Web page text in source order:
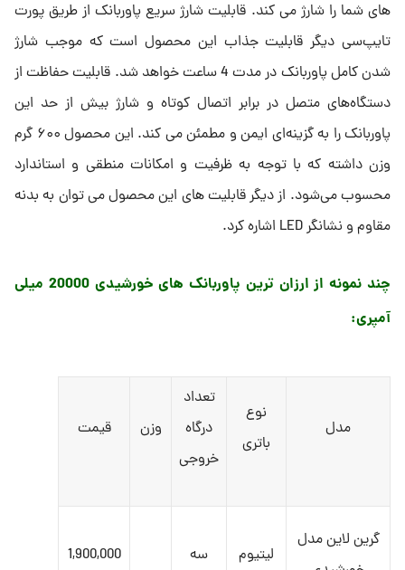
های شما را شارژ می کند. قابلیت شارژ سریع پاوربانک از طریق پورت
تایپ‌سی دیگر قابلیت جذاب این محصول است که موجب شارژ
شدن کامل پاوربانک در مدت 4 ساعت خواهد شد. قابلیت حفاظت از
دستگاه‌های متصل در برابر اتصال کوتاه و شارژ بیش از حد این
پاوربانک را به گزینه‌ای ایمن و مطمئن می کند. این محصول ۶۰۰ گرم
وزن داشته که با توجه به ظرفیت و امکانات منطقی و استاندارد
محسوب می‌شود. از دیگر قابلیت های این محصول می توان به بدنه
مقاوم و نشانگر LED اشاره کرد.
چند نمونه از ارزان ترین پاوربانک های خورشیدی 20000 میلی
آمپری:
مدل
نوع
باتری
تعداد
درگاه
خروجی
وزن قیمت
گرین لاین مدل
لیتیوم سه 1,900,000